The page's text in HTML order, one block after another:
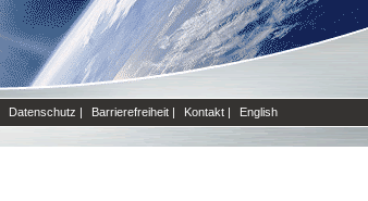
Datenschutz | Barrierefreiheit | Kontakt | English